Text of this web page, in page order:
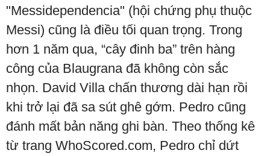
"Messidependencia" (hội chứng phụ thuộc
Messi) cũng là điều tối quan trọng. Trong
hơn 1 năm qua, “cây đinh ba” trên hàng
công của Blaugrana đã không còn sắc
nhọn. David Villa chấn thương dài hạn rồi
khi trở lại đã sa sút ghê gớm. Pedro cũng
đánh mất bản năng ghi bàn. Theo thống kê
từ trang WhoScored.com, Pedro chỉ dứt